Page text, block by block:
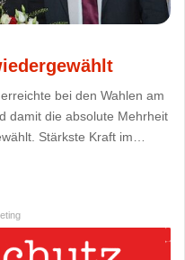
bei den Wahlen am
damit die absolute Mehrheit
Stärkste Kraft im…